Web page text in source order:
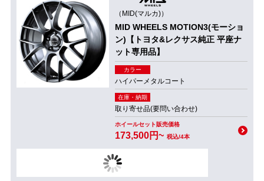
（MID(マルカ)）
MID WHEELS MOTION3(モーショ
ン)【トヨタ&レクサス純正 平座ナ
ット専用品】
カラー
ハイパーメタルコート
在庫・納期
取り寄せ品(要問い合わせ)
ホイールセット販売価格
173,500円~ 税込/4本